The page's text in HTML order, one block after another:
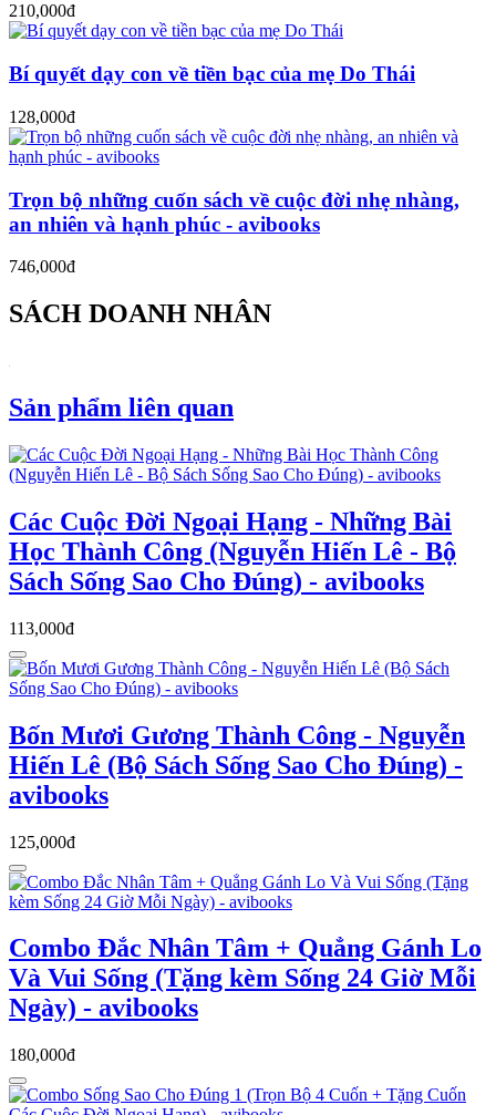
210,000đ
Bí quyết dạy con về tiền bạc của mẹ Do Thái
128,000đ
Trọn bộ những cuốn sách về cuộc đời nhẹ nhàng,
an nhiên và hạnh phúc - avibooks
746,000đ
SÁCH DOANH NHÂN
Sản phẩm liên quan
Các Cuộc Đời Ngoại Hạng - Những Bài
Học Thành Công (Nguyễn Hiến Lê - Bộ
Sách Sống Sao Cho Đúng) - avibooks
113,000đ
Bốn Mươi Gương Thành Công - Nguyễn
Hiến Lê (Bộ Sách Sống Sao Cho Đúng) -
avibooks
125,000đ
Combo Đắc Nhân Tâm + Quẳng Gánh Lo
Và Vui Sống (Tặng kèm Sống 24 Giờ Mỗi
Ngày) - avibooks
180,000đ